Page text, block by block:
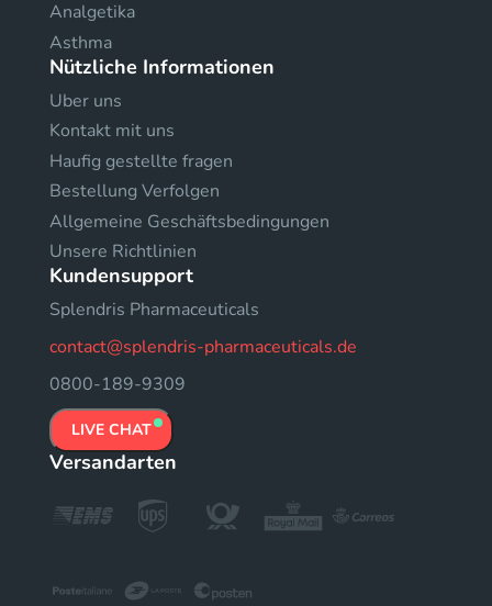
Analgetika
Asthma
Nützliche Informationen
Uber uns
Kontakt mit uns
Haufig gestellte fragen
Bestellung Verfolgen
Allgemeine Geschäftsbedingungen
Unsere Richtlinien
Kundensupport
Splendris Pharmaceuticals
contact@splendris-pharmaceuticals.de
0800-189-9309
LIVE CHAT
Versandarten